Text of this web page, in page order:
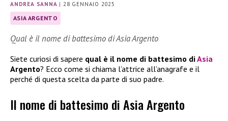
ANDREA SANNA |28 GENNAIO 2025
ASIA ARGENTO
Qual è il nome di battesimo di Asia Argento
Siete curiosi di sapere qual è il nome di battesimo diAsia
Argento? Ecco come si chiama l’attrice all’anagrafe e il
perché di questa scelta da parte di suo padre.
Il nome di battesimo di Asia Argento